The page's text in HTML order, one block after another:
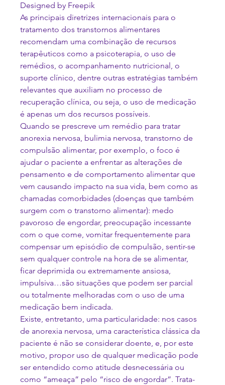
Designed by Freepik
As principais diretrizes internacionais para o
tratamento dos transtornos alimentares
recomendam uma combinação de recursos
terapêuticos como a psicoterapia, o uso de
remédios, o acompanhamento nutricional, o
suporte clínico, dentre outras estratégias também
relevantes que auxiliam no processo de
recuperação clínica, ou seja, o uso de medicação
é apenas um dos recursos possíveis.
Quando se prescreve um remédio para tratar
anorexia nervosa, bulimia nervosa, transtorno de
compulsão alimentar, por exemplo, o foco é
ajudar o paciente a enfrentar as alterações de
pensamento e de comportamento alimentar que
vem causando impacto na sua vida, bem como as
chamadas comorbidades (doenças que também
surgem com o transtorno alimentar): medo
pavoroso de engordar, preocupação incessante
com o que come, vomitar frequentemente para
compensar um episódio de compulsão, sentir-se
sem qualquer controle na hora de se alimentar,
ficar deprimida ou extremamente ansiosa,
impulsiva…são situações que podem ser parcial
ou totalmente melhoradas com o uso de uma
medicação bem indicada.
Existe, entretanto, uma particularidade: nos casos
de anorexia nervosa, uma característica clássica da
paciente é não se considerar doente, e, por este
motivo, propor uso de qualquer medicação pode
ser entendido como atitude desnecessária ou
como “ameaça” pelo “risco de engordar”. Trata-